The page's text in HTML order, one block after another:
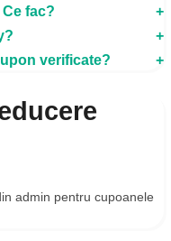
fac?
verificate?
admin pentru cupoanele